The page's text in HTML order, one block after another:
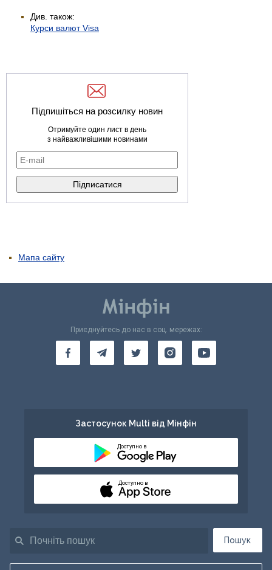
Див. також:
Курси валют Visa
Підпишіться на розсилку новин
Отримуйте один лист в день
з найважливішими новинами
Мапа сайту
Пошук
Приєднуйтесь до нас в соц. мережах:
Застосунок Multi від Мінфін
Доступно в
Доступно в